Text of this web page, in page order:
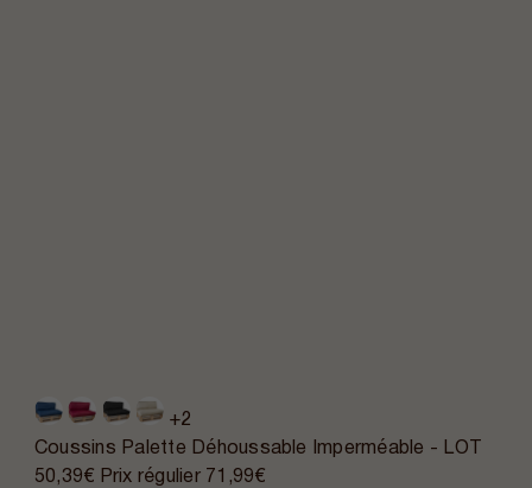
+2
Coussins Palette Déhoussable Imperméable - LOT
50,39€ Prix régulier 71,99€